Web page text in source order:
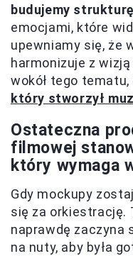
budujemy
emocjami, które
upewniamy się, że
harmonizuje z
wokół tego tematu,
który stworzył
Ostateczna
filmowej
który wymaga
Gdy mockupy
się za orkiestrację.
naprawdę zaczyna
na nuty, aby była